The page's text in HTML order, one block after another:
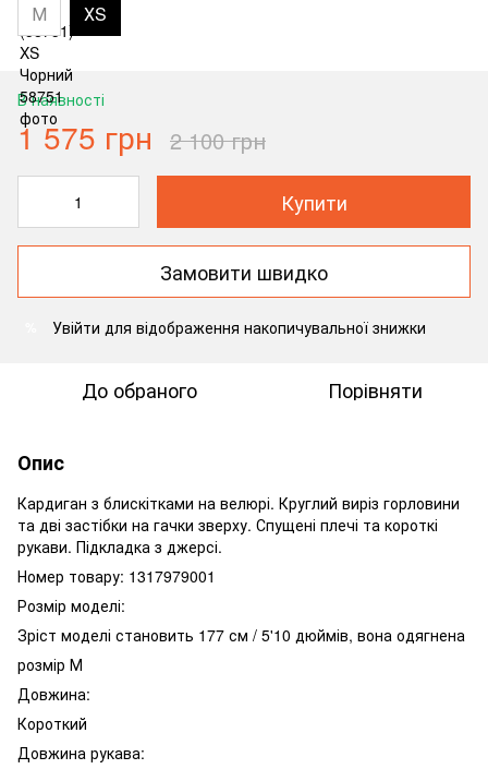
М ХS
В наявності
1 575 грн 2 100 грн
Купити
Замовити швидко
Увійти для відображення накопичувальної знижки
До обраного Порівняти
Опис
Кардиган з блискітками на велюрі. Круглий виріз горловини
та дві застібки на гачки зверху. Спущені плечі та короткі
рукави. Підкладка з джерсі.
Номер товару: 1317979001
Розмір моделі:
Зріст моделі становить 177 см / 5'10 дюймів, вона одягнена
розмір М
Довжина:
Короткий
Довжина рукава: